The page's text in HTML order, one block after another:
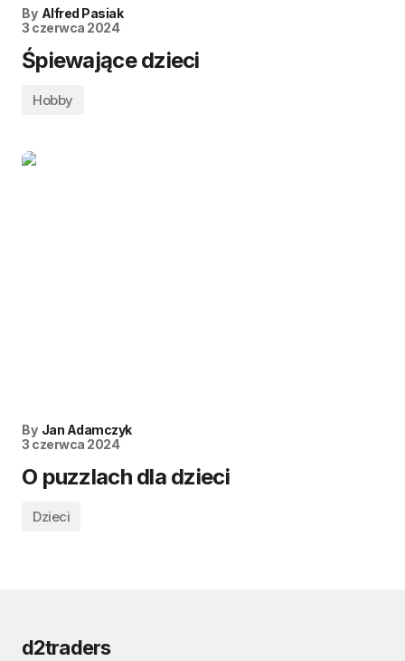
By Alfred Pasiak
3 czerwca 2024
Śpiewające dzieci
Hobby
By Jan Adamczyk
3 czerwca 2024
O puzzlach dla dzieci
Dzieci
d2traders